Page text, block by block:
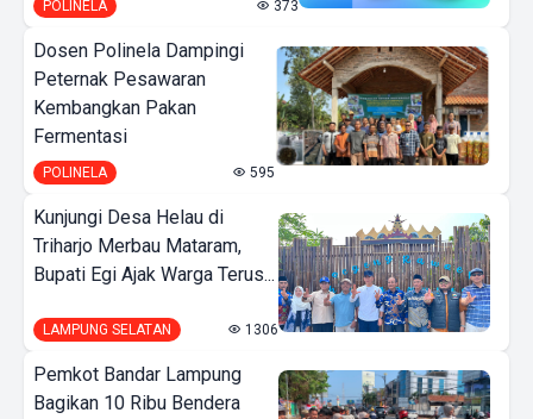
POLINELA 373
Dosen Polinela Dampingi
Peternak Pesawaran
Kembangkan Pakan
Fermentasi
POLINELA 595
Kunjungi Desa Helau di
Triharjo Merbau Mataram,
Bupati Egi Ajak Warga Terus...
LAMPUNG SELATAN 1306
Pemkot Bandar Lampung
Bagikan 10 Ribu Bendera